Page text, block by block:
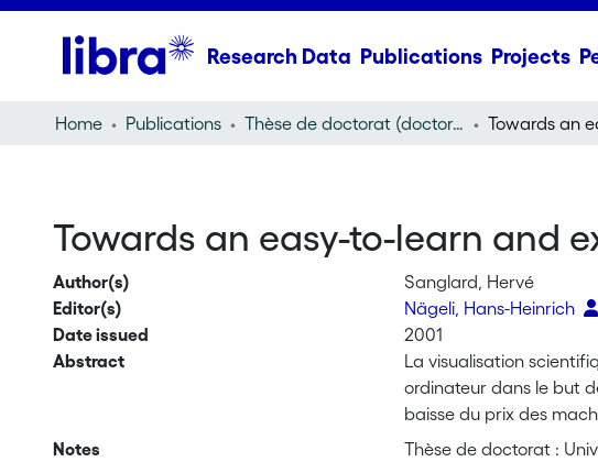
Research Data Publications Projects
Home Publications Thèse de doctorat (doctoral thesis)
Towards an easy-to-learn and
Author(s)
Sanglard, Hervé
Editor(s)
Nägeli, Hans-Heinrich
Date issued
2001
Abstract
La visualisation
ordinateur dans le but
baisse du prix des
de recherche et
Notes
Thèse de doctorat :